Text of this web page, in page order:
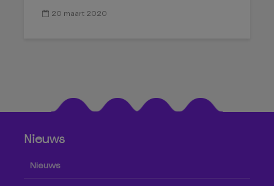
20 maart 2020
Nieuws
Nieuws